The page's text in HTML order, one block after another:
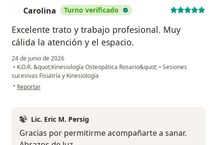
Carolina Turno verificado
Excelente trato y trabajo profesional. Muy
cálida la atención y el espacio.
24 de junio de 2026
• K.O.R. &quot;Kinesiología Osteopática Rosario&quot; • Sesiones
sucesivas Fisiatría y Kinesiología
• en opinión del usuario Carolina
Reportar
Lic. Eric M. Persig
Gracias por permitirme acompañarte a sanar.